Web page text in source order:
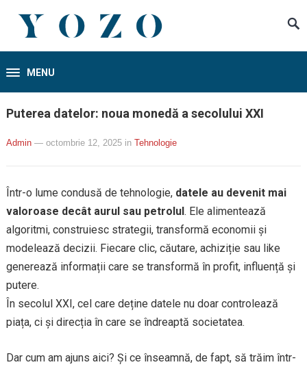
MENU
Puterea datelor: noua monedă a secolului XXI
Admin — octombrie 12, 2025 in Tehnologie
Într-o lume condusă de tehnologie, datele au devenit mai
valoroase decât aurul sau petrolul. Ele alimentează
algoritmi, construiesc strategii, transformă economii și
modelează decizii. Fiecare clic, căutare, achiziție sau like
generează informații care se transformă în profit, influență și
putere.
În secolul XXI, cel care deține datele nu doar controlează
piața, ci și direcția în care se îndreaptă societatea.
Dar cum am ajuns aici? Și ce înseamnă, de fapt, să trăim într-